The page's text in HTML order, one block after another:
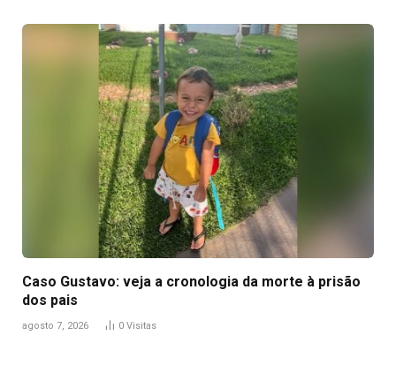
Caso Gustavo: veja a cronologia da morte à prisão
dos pais
agosto 7, 2026 0 Visitas